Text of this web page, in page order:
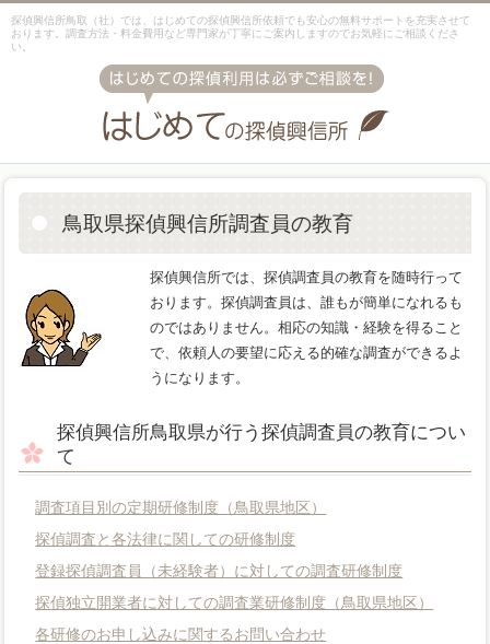
鳥取県探偵興信所調査員の教育
探偵興信所では、探偵調査員の教育を随時行って
おります。探偵調査員は、誰もが簡単になれるも
のではありません。相応の知識・経験を得ること
で、依頼人の要望に応える的確な調査ができるよ
うになります。
探偵興信所鳥取県が行う探偵調査員の教育につい
て
調査項目別の定期研修制度（鳥取県地区）
探偵調査と各法律に関しての研修制度
登録探偵調査員（未経験者）に対しての調査研修制度
探偵独立開業者に対しての調査業研修制度（鳥取県地区）
各研修のお申し込みに関するお問い合わせ
探偵興信所鳥取（社）では、はじめての探偵興信所依頼でも安心の無料サポートを充実させて
おります。調査方法・料金費用など専門家が丁寧にご案内しますのでお気軽にご相談くださ
い。